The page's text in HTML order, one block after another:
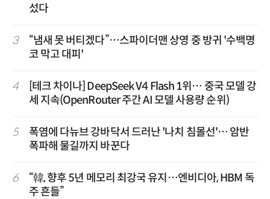
섰다
3
“냄새 못 버티겠다”…스파이더맨 상영 중 방귀 '수백명
코 막고 대피'
4
[테크 차이나] DeepSeek V4 Flash 1위… 중국 모델 강
세 지속(OpenRouter 주간 AI 모델 사용량 순위)
5
폭염에 다뉴브 강바닥서 드러난 '나치 침몰선'… 암반
폭파해 물길까지 바꾼다
6
“韓, 향후 5년 메모리 최강국 유지…엔비디아, HBM 독
주 흔들”